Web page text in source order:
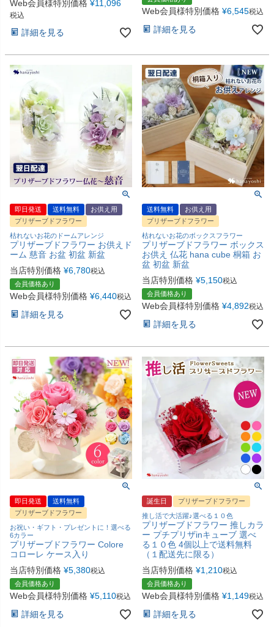
Web会員様特別価格 ¥11,096
税込
詳細を見る
Web会員様特別価格 ¥6,545税込
詳細を見る
即日発送 送料無料
お供え用
プリザーブドフラワー
枯れないお花のドームアレンジ
プリザーブドフラワー お供えド
ーム 慈音 お盆 初盆 新盆
当店特別価格 ¥6,780税込
会員価格あり
Web会員様特別価格 ¥6,440税込
詳細を見る
送料無料
お供え用
プリザーブドフラワー
枯れないお花のボックスフラワー
プリザーブドフラワー ボックス
お供え 仏花 hana cube 桐箱 お
盆 初盆 新盆
当店特別価格 ¥5,150税込
会員価格あり
Web会員様特別価格 ¥4,892税込
詳細を見る
即日発送
送料無料
プリザーブドフラワー
お祝い・ギフト・プレゼントに！選べる
6カラー
プリザーブドフラワー Colore
コローレ ケース入り
当店特別価格 ¥5,380税込
会員価格あり
Web会員様特別価格 ¥5,110税込
詳細を見る
誕生日
プリザーブドフラワー
推し活で大活躍♪選べる１０色
プリザーブドフラワー 推しカラ
ー プチプリザinキューブ 選べ
る１０色 4個以上で送料無料
（１配送先に限る）
当店特別価格 ¥1,210税込
会員価格あり
Web会員様特別価格 ¥1,149税込
詳細を見る